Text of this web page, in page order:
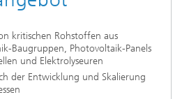
kritischen Rohstoffen aus
Baugruppen, Photovoltaik-Panels
und Elektrolyseuren
der Entwicklung und Skalierung